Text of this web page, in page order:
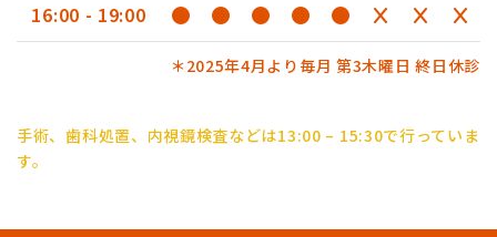
16:00 - 19:00
＊2025年4月より毎月 第3木曜日 終日休診
手術、歯科処置、内視鏡検査などは13:00 – 15:30で行っていま
す。